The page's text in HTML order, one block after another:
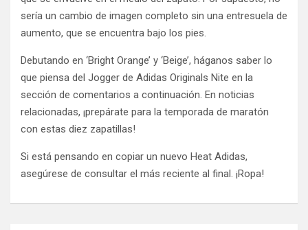
sería un cambio de imagen completo sin una entresuela de
aumento, que se encuentra bajo los pies.
Debutando en ‘Bright Orange’ y ‘Beige’, háganos saber lo
que piensa del Jogger de Adidas Originals Nite en la
sección de comentarios a continuación. En noticias
relacionadas, ¡prepárate para la temporada de maratón
con estas diez zapatillas!
Si está pensando en copiar un nuevo Heat Adidas,
asegúrese de consultar el más reciente al final. ¡Ropa!